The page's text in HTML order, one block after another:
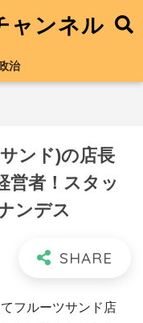
ャンネル
治
ンド)の店長
営者！スタッ
ンデス
フルーツサンド店